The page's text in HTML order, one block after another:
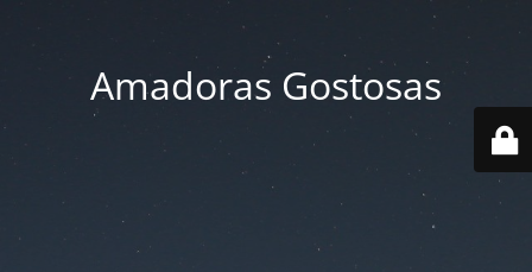
Amadoras Gostosas